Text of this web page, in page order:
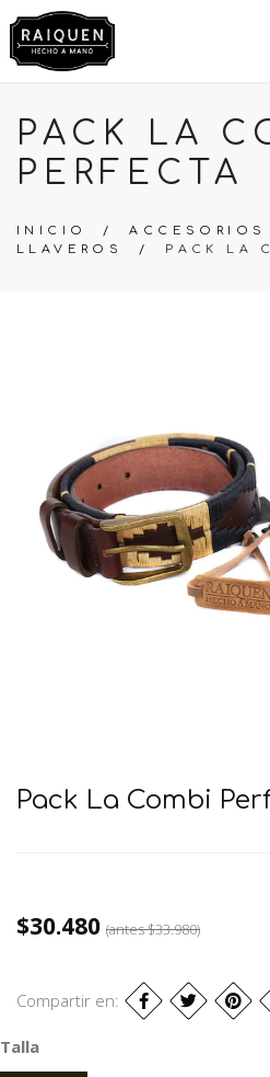
PACK LA
PERFECTA
INICIO /ACCESORIOS
LLAVEROS
/ PACK LA
Pack La Combi
$30.480 (antes$33.980)
Compartir en:
Talla